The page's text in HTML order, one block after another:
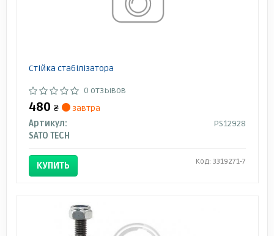
Стійка стабілізатора
0 отзывов
480 ₴
завтра
Артикул:
PS12928
SATO TECH
КУПИТЬ Код: 3319271-7